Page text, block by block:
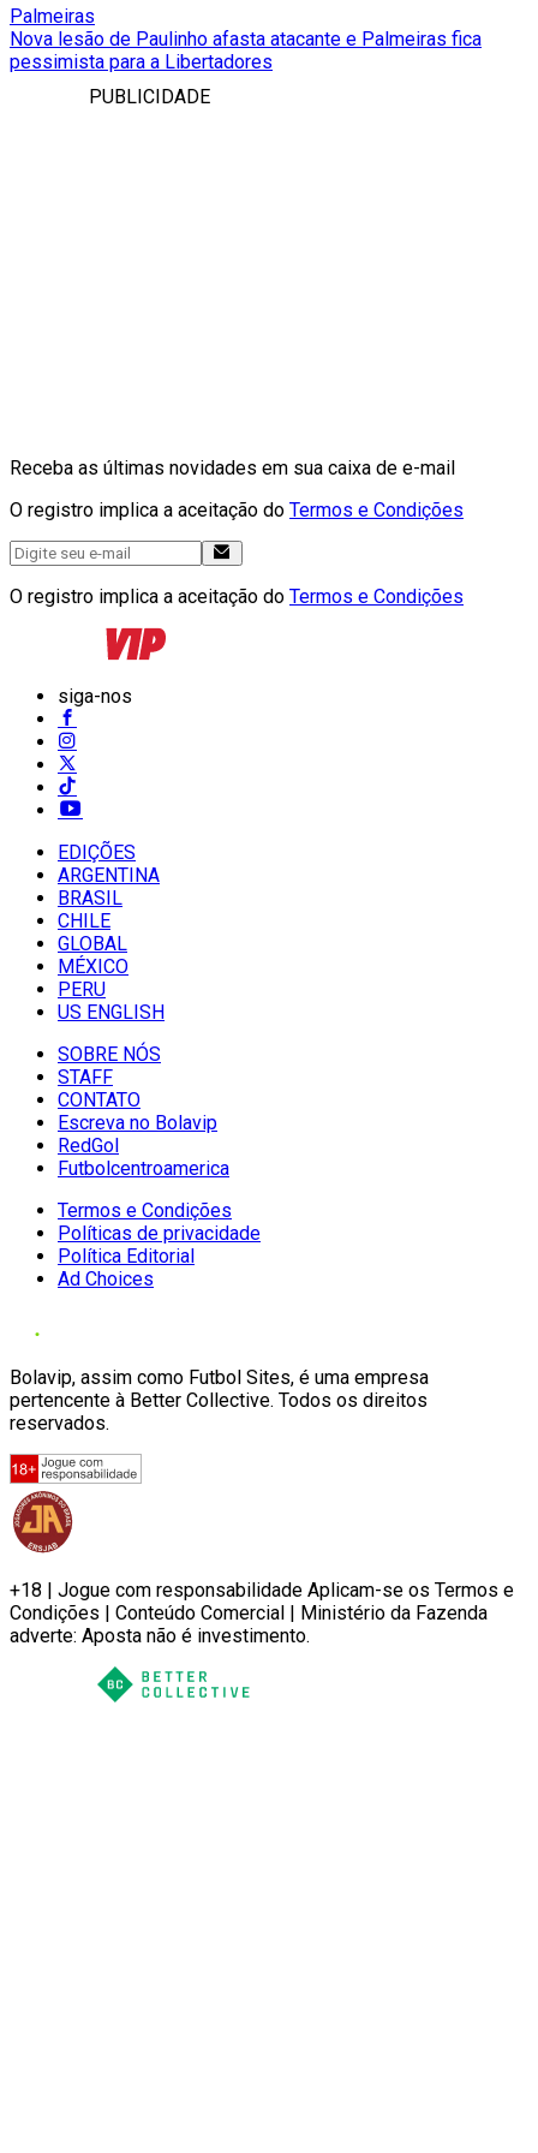
Palmeiras
Nova lesão de Paulinho afasta atacante e Palmeiras fica
pessimista para a Libertadores
PUBLICIDADE
Receba as últimas novidades em sua caixa de e-mail
O registro implica a aceitação do Termos e Condições
O registro implica a aceitação do Termos e Condições
siga-nos
EDIÇÕES
ARGENTINA
BRASIL
CHILE
GLOBAL
MÉXICO
PERU
US ENGLISH
SOBRE NÓS
STAFF
CONTATO
Escreva no Bolavip
RedGol
Futbolcentroamerica
Termos e Condições
Políticas de privacidade
Política Editorial
Ad Choices
Bolavip, assim como Futbol Sites, é uma empresa
pertencente à Better Collective. Todos os direitos
reservados.
+18 | Jogue com responsabilidade Aplicam-se os Termos e
Condições | Conteúdo Comercial | Ministério da Fazenda
adverte: Aposta não é investimento.